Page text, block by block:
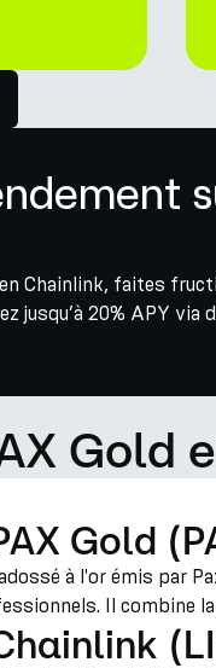
Chainlink, faites
jusqu’à 20% APY
Gold
Gold
à l'or émis par
Il combine